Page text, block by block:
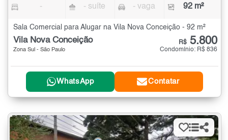
- - suíte - vaga 92 m²
Sala Comercial para Alugar na Vila Nova Conceição - 92 m²
Vila Nova Conceição
Zona Sul - São Paulo
R$ 5.800
Condomínio: R$ 836
WhatsApp Contatar